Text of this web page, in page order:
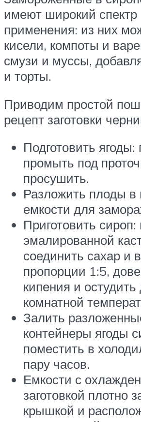
имеют широкий спектр
применения: из них
кисели, компоты и
смузи и муссы,
и торты.
Приводим простой
рецепт заготовки
Подготовить ягоды:
промыть под
просушить.
Разложить плоды
емкости для
Приготовить сироп:
эмалированной
соединить сахар и
пропорции 1:5,
кипения и остудить
комнатной
Залить
контейнеры ягоды
поместить в
пару часов.
Емкости с
заготовкой плотно
крышкой и